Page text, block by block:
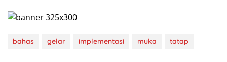
bahas gelar implementasi muka tatap